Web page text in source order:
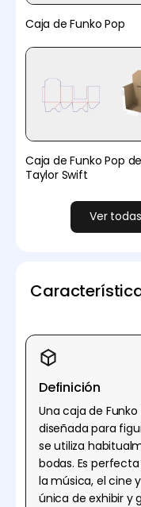
Caja de Funko Pop
Caja de Funko Pop de
Taylor Swift
Ver
Definición
Una caja de
diseñada para
se utiliza
bodas. Es
la música, el cine
única de exhibir y